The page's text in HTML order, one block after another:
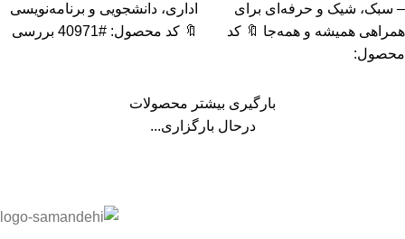
– سبک، شیک و حرفه‌ای برای
همراهی همیشه و همه‌جا 🔖 کد
محصول:
اداری، دانشجویی و برنامه‌نویسی
🔖 کد محصول: #40971 بررسی
بارگیری بیشتر محصولات
درحال بارگزاری...